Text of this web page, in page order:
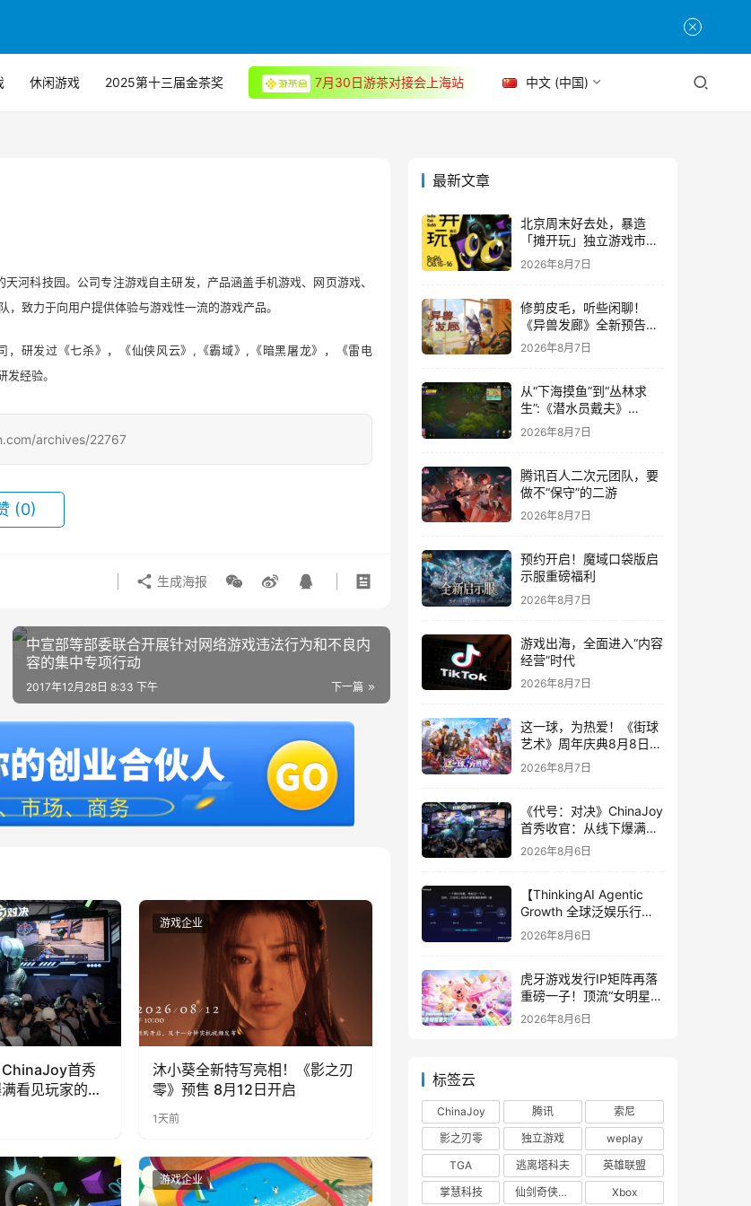
休闲游戏 2025第十三届金茶奖 7月30日游茶对接会上海站 中文 (中国)
河科技园。公司专注游戏自主研发，产品涵盖手机游戏、网页游戏、
致力于向用户提供体验与游戏性一流的游戏产品。
，研发过《七杀》，《仙侠风云》 , 《霸域》 , 《暗黑屠龙》，《雷电
发经验。
archives/22767
(0)
生成海报
中宣部等部委联合开展针对网络游戏违法行为和不良内
容的集中专项行动
下一篇
2017年12月28日 8:33 下午
ChinaJoy首秀
看见玩家的真
游戏企业
沐小葵全新特写亮相！《影之刃
零》预售 8月12日开启
1天前
游戏企业
最新文章
北京周末好去处，暴造
「摊开玩」独立游戏市集
正式开票！
2026年8月7日
修剪皮毛，听些闲聊！
《异兽发廊》全新预告与
Steam免费试玩公开
2026年8月7日
从“下海摸鱼”到“丛林求
生”:《潜水员戴夫》
DLC《丛林》移动端定档
8月14日
2026年8月7日
腾讯百人二次元团队，要
做不“保守”的二游
2026年8月7日
预约开启！魔域口袋版启
示服重磅福利
2026年8月7日
游戏出海，全面进入“内容
经营”时代
2026年8月7日
这一球，为热爱！《街球
艺术》周年庆典8月8日正
式上线，多重福利与全新
内容同步开启
2026年8月7日
《代号：对决》ChinaJoy
首秀收官：从线下爆满看
见玩家的真实期待
2026年8月6日
【ThinkingAI Agentic
Growth 全球泛娱乐行业
峰会】Agent 时代，人到
底负责什么
2026年8月6日
虎牙游戏发行IP矩阵再落
重磅一子！顶流“女明星”
ZANMANG LOOPY 正版
2026年8月6日
标签云
ChinaJoy 腾讯
索尼
影之刃零
独立游戏
weplay
TGA
逃离塔科夫
英雄联盟
掌慧科技
仙剑奇侠传四 Xbox